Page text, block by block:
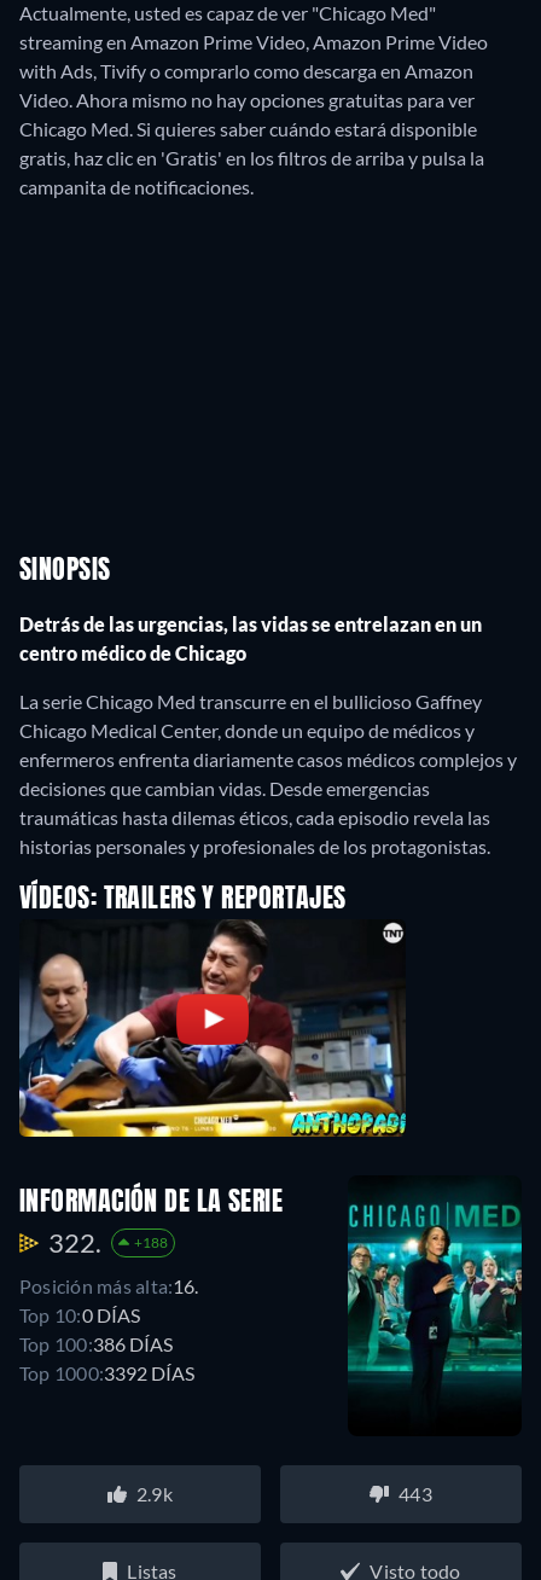
Actualmente, usted es capaz de ver "Chicago Med"
streaming en Amazon Prime Video, Amazon Prime Video
with Ads, Tivify o comprarlo como descarga en Amazon
Video.Ahora mismo no hay opciones gratuitas para ver
Chicago Med. Si quieres saber cuándo estará disponible
gratis, haz clic en 'Gratis' en los filtros de arriba y pulsa la
campanita de notificaciones.
SINOPSIS
Detrás de las urgencias, las vidas se entrelazan en un
centro médico de Chicago
La serie Chicago Med transcurre en el bullicioso Gaffney
Chicago Medical Center, donde un equipo de médicos y
enfermeros enfrenta diariamente casos médicos complejos y
decisiones que cambian vidas. Desde emergencias
traumáticas hasta dilemas éticos, cada episodio revela las
historias personales y profesionales de los protagonistas.
VÍDEOS: TRAILERS Y REPORTAJES
INFORMACIÓN DE LA SERIE
322. +188
Posición más alta:16.
Top 10:0 DÍAS
Top 100:386 DÍAS
Top 1000:3392 DÍAS
2.9k 443
Listas Visto todo